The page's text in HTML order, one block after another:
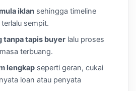
iklan sehingga timeline
sempit.
tanpa tapis buyer lalu proses
terbuang.
lengkap seperti geran, cukai
loan atau penyata